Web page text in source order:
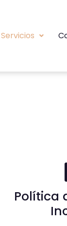
Servicios
Política